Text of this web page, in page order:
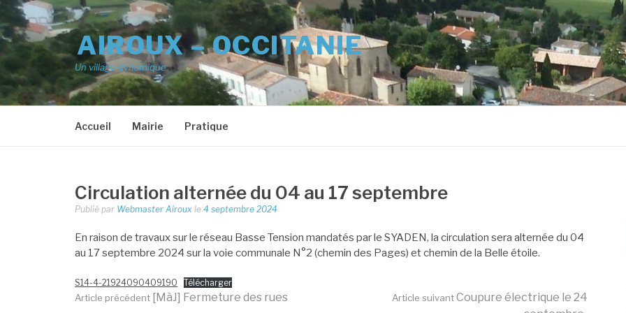
Aller
au
contenu
AIROUX – OCCITANIE
Un village dynamique
Accueil Mairie Pratique
Circulation alternée du 04 au 17 septembre
Publié par Webmaster Airoux le4 septembre 2024
En raison de travaux sur le réseau Basse Tension mandatés par le SYADEN, la circulation sera alternée du 04
au 17 septembre 2024 sur la voie communale N°2 (chemin des Pages) et chemin de la Belle étoile.
S14-4-21924090409190 Télécharger
Article précédent [MàJ] Fermeture des rues Article suivantCoupure électrique le 24